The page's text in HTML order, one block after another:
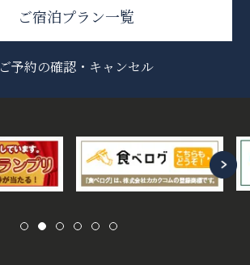
ご宿泊プラン一覧
ご予約の確認・キャンセル